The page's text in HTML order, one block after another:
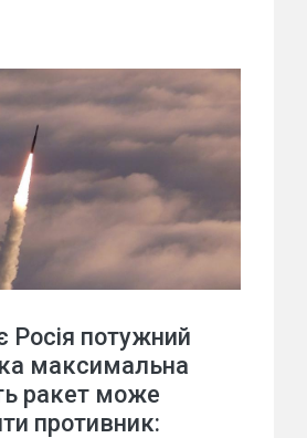
Росія потужний
максимальна
ракет може
противник: